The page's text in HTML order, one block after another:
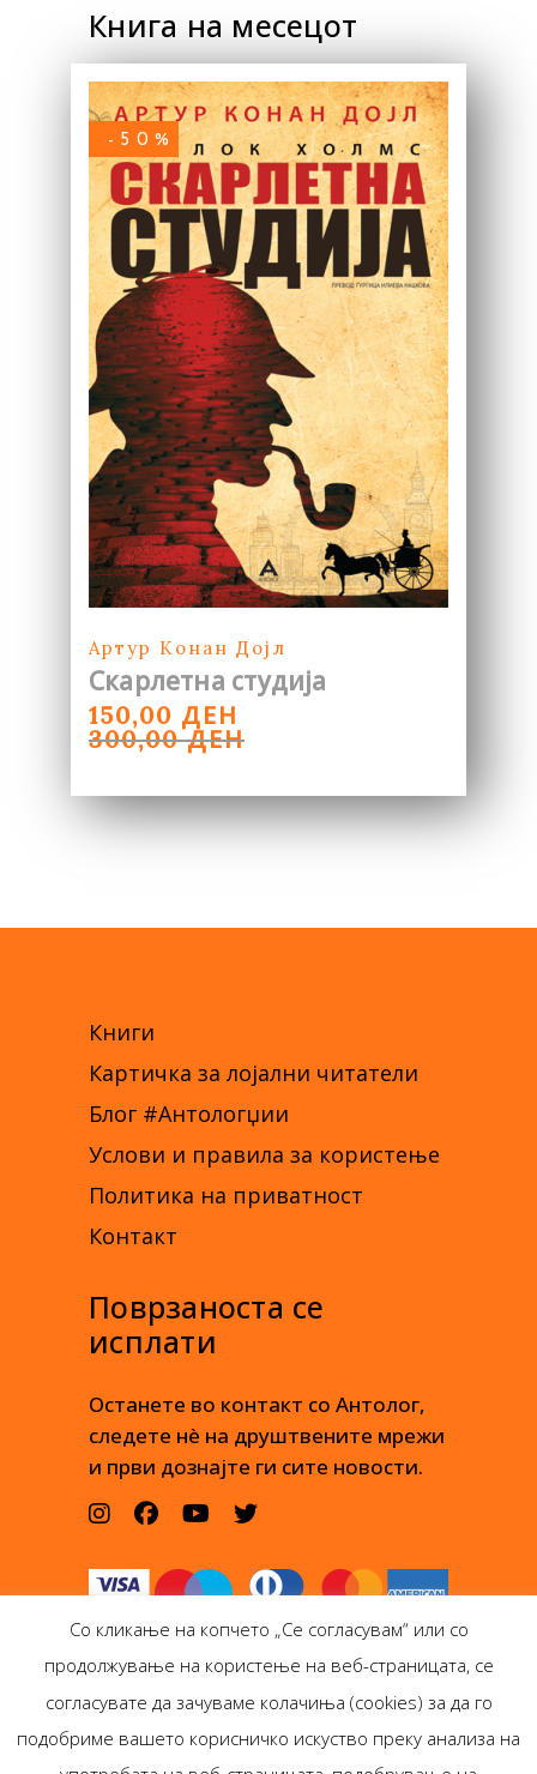
Книга на месецот
-50%
Артур Конан Дојл
Скарлетна студија
300,00ДЕН
ORIGINAL
PRICE
WAS:
150,00 ДЕН
CURRENT
PRICE
Книги
Картичка за лојални читатели
Блог #Антологџии
Услови и правила за користење
Политика на приватност
Контакт
Поврзаноста се
исплати
Останете во контакт со Антолог,
следете нè на друштвените мрежи
и први дознајте ги сите новости.
Антолог Боокс дооел
Со кликање на копчето „Се согласувам“ или со
продолжување на користење на веб-страницата, се
согласувате да зачуваме колачиња (cookies) за да го
подобриме вашето корисничко искуство преку анализа на